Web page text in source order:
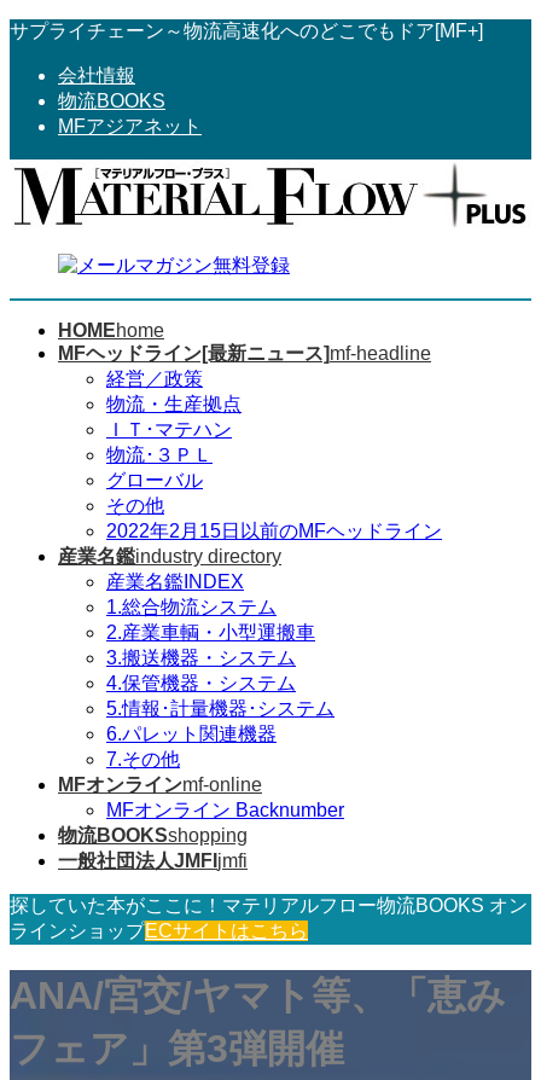
コ
へ
ス
ナ
ョ
ン
サプライチェーン～物流高速化へのどこでもドア[MF+]
会社情報
物流BOOKS
MFアジアネット
HOMEhome
MFヘッドライン[最新ニュース]mf-headline
経営／政策
物流・生産拠点
ＩＴ･マテハン
物流･３ＰＬ
グローバル
その他
2022年2月15日以前のMFヘッドライン
産業名鑑industry directory
産業名鑑INDEX
1.総合物流システム
2.産業車輌・小型運搬車
3.搬送機器・システム
4.保管機器・システム
5.情報･計量機器･システム
6.パレット関連機器
7.その他
MFオンラインmf-online
MFオンライン Backnumber
物流BOOKSshopping
一般社団法人JMFI jmfi
探していた本がここに！マテリアルフロー物流BOOKS オン
ラインショップECサイトはこちら
ANA/宮交/ヤマト等、「恵み
フェア」第3弾開催